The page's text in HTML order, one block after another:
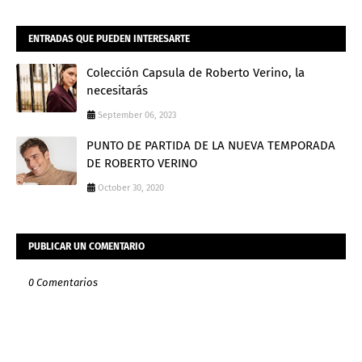
ENTRADAS QUE PUEDEN INTERESARTE
Colección Capsula de Roberto Verino, la
necesitarás
September 06, 2023
PUNTO DE PARTIDA DE LA NUEVA TEMPORADA
DE ROBERTO VERINO
October 30, 2020
PUBLICAR UN COMENTARIO
0 Comentarios